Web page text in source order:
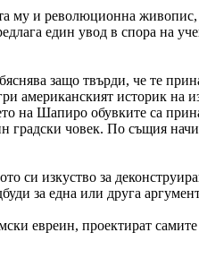
му и революционна
един увод в спора на
защо твърди, че те
американският историк
на Шапиро обувките са
човек. По същия
си изкуство за
за една или друга
евреин, проектират